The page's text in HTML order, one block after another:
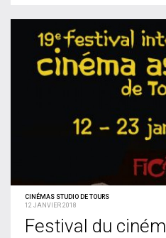
CINÉMAS STUDIO DE TOURS
12 JANVIER 2018
Festival du